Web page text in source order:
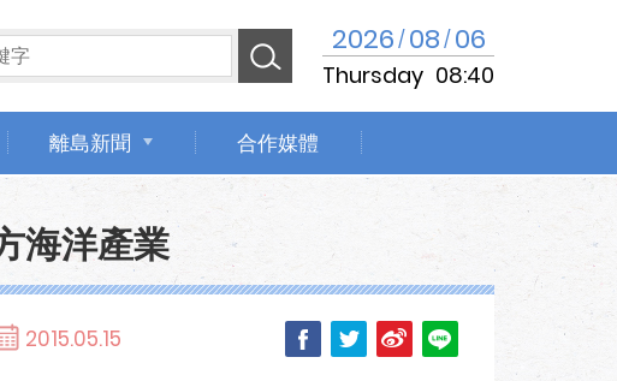
2026/ 08/ 06
Thursday 08:40
離島新聞 合作媒體
海洋產業
2015.05.15